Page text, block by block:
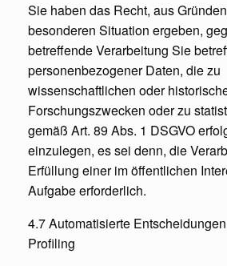
Sie haben das Recht, aus
besonderen Situation ergeben,
betreffende Verarbeitung Sie
personenbezogener Daten, die zu
wissenschaftlichen oder
Forschungszwecken oder zu
gemäß Art. 89 Abs. 1 DSGVO
einzulegen, es sei denn, die
Erfüllung einer im öffentlichen
Aufgabe erforderlich.
4.7 Automatisierte
Profiling